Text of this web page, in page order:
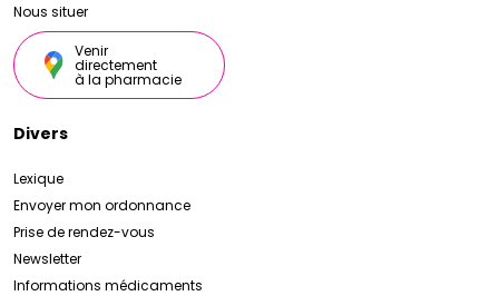
Nous situer
Venir
directement
à la pharmacie
Divers
Lexique
Envoyer mon ordonnance
Prise de rendez-vous
Newsletter
Informations médicaments